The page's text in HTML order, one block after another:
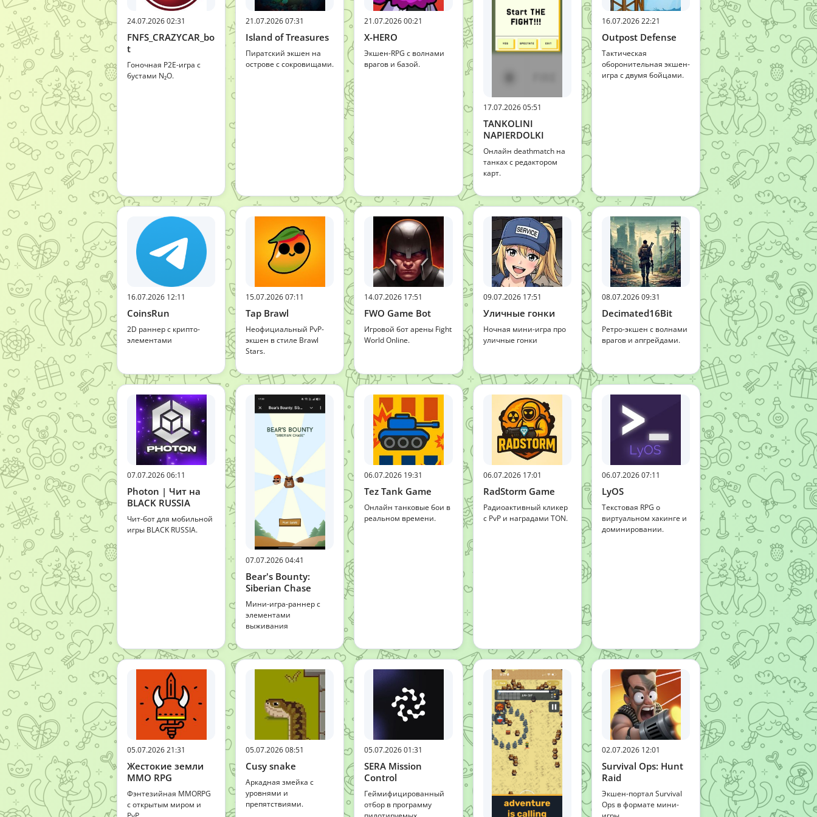
24.07.2026 02:31
FNFS_CRAZYCAR_bo
t
Гоночная P2E-игра с
бустами N₂O.
21.07.2026 07:31
Island of Treasures
Пиратский экшен на
острове с сокровищами.
21.07.2026 00:21
X-HERO
Экшен-RPG с волнами
врагов и базой.
17.07.2026 05:51
TANKOLINI
NAPIERDOLKI
Онлайн deathmatch на
танках с редактором
карт.
16.07.2026 22:21
Outpost Defense
Тактическая
оборонительная экшен-
игра с двумя бойцами.
16.07.2026 12:11
CoinsRun
2D раннер с крипто-
элементами
15.07.2026 07:11
Tap Brawl
Неофициальный PvP-
экшен в стиле Brawl
Stars.
14.07.2026 17:51
FWO Game Bot
Игровой бот арены Fight
World Online.
09.07.2026 17:51
Уличные гонки
Ночная мини-игра про
уличные гонки
08.07.2026 09:31
Decimated16Bit
Ретро-экшен с волнами
врагов и апгрейдами.
07.07.2026 06:11
Photon | Чит на
BLACK RUSSIA
Чит-бот для мобильной
игры BLACK RUSSIA.
07.07.2026 04:41
Bear's Bounty:
Siberian Chase
Мини-игра-раннер с
элементами
выживания
06.07.2026 19:31
Tez Tank Game
Онлайн танковые бои в
реальном времени.
06.07.2026 17:01
RadStorm Game
Радиоактивный кликер
с PvP и наградами TON.
06.07.2026 07:11
LyOS
Текстовая RPG о
виртуальном хакинге и
доминировании.
05.07.2026 21:31
Жестокие земли
MMO RPG
Фэнтезийная MMORPG
с открытым миром и
05.07.2026 08:51
Cusy snake
Аркадная змейка с
уровнями и
препятствиями.
05.07.2026 01:31
SERA Mission
Control
Геймифицированный
отбор в программу
02.07.2026 12:01
Survival Ops: Hunt
Raid
Экшен-портал Survival
Ops в формате мини-